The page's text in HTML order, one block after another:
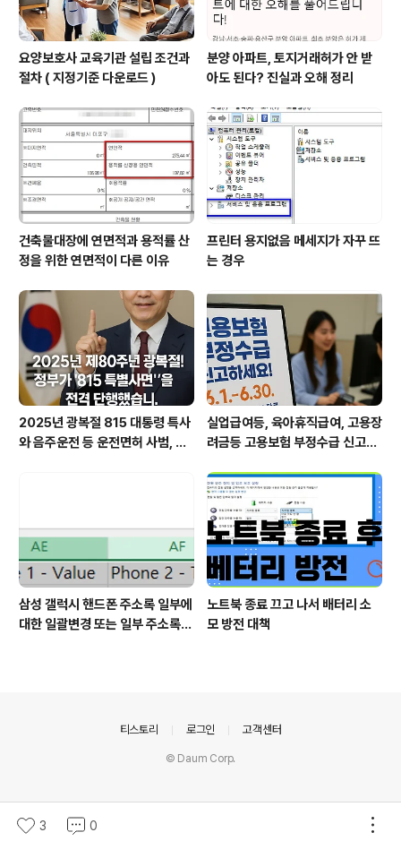
요양보호사 교육기관 설립 조건과
절차 ( 지정기준 다운로드 )
분양 아파트, 토지거래허가 안 받
아도 된다? 진실과 오해 정리
건축물대장에 연면적과 용적률 산
정을 위한 연면적이 다른 이유
프린터 용지없음 메세지가 자꾸 뜨
는 경우
2025년 광복절 815 대통령 특사
와 음주운전 등 운전면허 사범, 생
실업급여등, 육아휴직급여, 고용장
려금등 고용보험 부정수급 신고하
간 안내
삼성 갤럭시 핸드폰 주소록 일부에
대한 일괄변경 또는 일부 주소록
노트북 종료 끄고 나서 배터리 소
모 방전 대책
3 0
티스토리 로그인 고객센터
© Daum Corp.